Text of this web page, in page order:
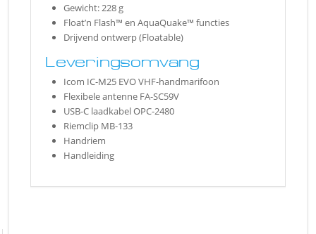
Gewicht: 228 g
Float’n Flash™ en AquaQuake™ functies
Drijvend ontwerp (Floatable)
Leveringsomvang
Icom IC-M25 EVO VHF-handmarifoon
Flexibele antenne FA-SC59V
USB-C laadkabel OPC-2480
Riemclip MB-133
Handriem
Handleiding